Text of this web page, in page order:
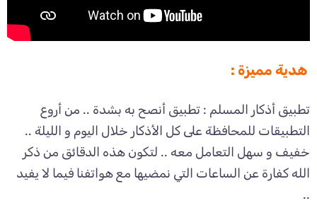
هدية مميزة :
تطبيق أذكار المسلم : تطبيق أنصح به بشدة .. من أروع
التطبيقات للمحافظة على كل الأذكار خلال اليوم و الليلة ..
خفيف و سهل التعامل معه .. لتكون هذه الدقائق من ذكر
الله كفارة عن الساعات التي نمضيها مع هواتفنا فيما لا يفيد
..